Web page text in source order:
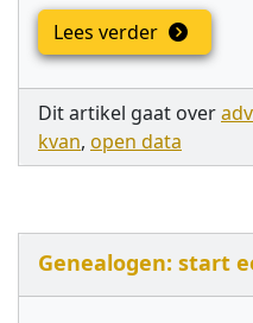
Lees verder
Dit artikel gaat over
kvan, open data
Genealogen: start